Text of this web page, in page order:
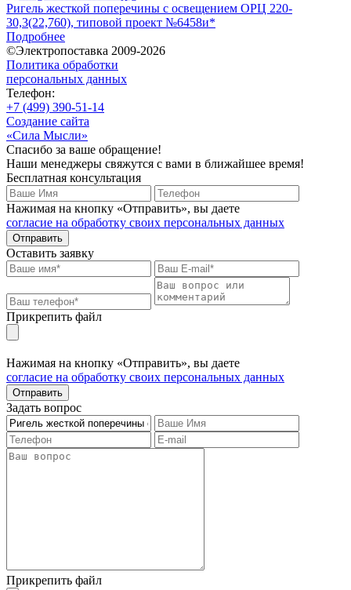
Ригель жесткой поперечины с освещением ОРЦ 220-
30,3(22,760), типовой проект №6458и*
Подробнее
©Электропоставка 2009-2026
Политика обработки
персональных данных
Телефон:
+7 (499) 390-51-14
Создание сайта
«Сила Мысли»
Спасибо за ваше обращение!
Наши менеджеры свяжутся с вами в ближайшее время!
Бесплатная консультация
Нажимая на кнопку «Отправить», вы даете
согласие на обработку своих персональных данных
Отправить
Оставить заявку
Прикрепить файл
Нажимая на кнопку «Отправить», вы даете
согласие на обработку своих персональных данных
Отправить
Задать вопрос
Прикрепить файл